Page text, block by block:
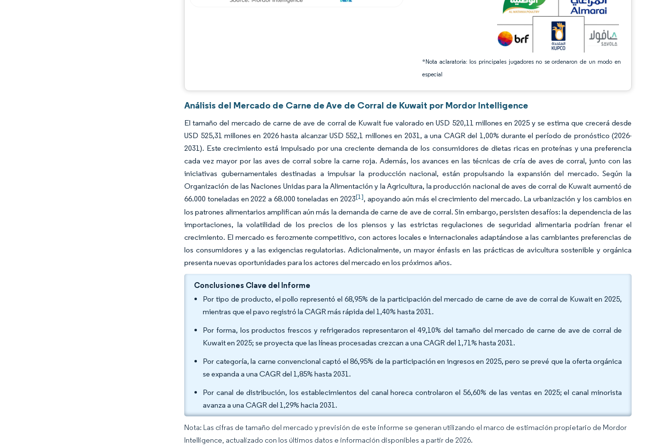
*Nota aclaratoria: los principales jugadores no se ordenaron de un modo en
especial
Análisis del Mercado de Carne de Ave de Corral de Kuwait por Mordor Intelligence
El tamaño del mercado de carne de ave de corral de Kuwait fue valorado en USD 520,11 millones en 2025 y se estima que crecerá desde
USD 525,31 millones en 2026 hasta alcanzar USD 552,1 millones en 2031, a una CAGR del 1,00% durante el período de pronóstico (2026-
2031). Este crecimiento está impulsado por una creciente demanda de los consumidores de dietas ricas en proteínas y una preferencia
cada vez mayor por las aves de corral sobre la carne roja. Además, los avances en las técnicas de cría de aves de corral, junto con las
iniciativas gubernamentales destinadas a impulsar la producción nacional, están propulsando la expansión del mercado. Según la
Organización de las Naciones Unidas para la Alimentación y la Agricultura, la producción nacional de aves de corral de Kuwait aumentó de
66.000 toneladas en 2022 a 68.000 toneladas en 2023[1], apoyando aún más el crecimiento del mercado. La urbanización y los cambios en
los patrones alimentarios amplifican aún más la demanda de carne de ave de corral. Sin embargo, persisten desafíos: la dependencia de las
importaciones, la volatilidad de los precios de los piensos y las estrictas regulaciones de seguridad alimentaria podrían frenar el
crecimiento. El mercado es ferozmente competitivo, con actores locales e internacionales adaptándose a las cambiantes preferencias de
los consumidores y a las exigencias regulatorias. Adicionalmente, un mayor énfasis en las prácticas de avicultura sostenible y orgánica
presenta nuevas oportunidades para los actores del mercado en los próximos años.
Conclusiones Clave del Informe
Por tipo de producto, el pollo representó el 68,95% de la participación del mercado de carne de ave de corral de Kuwait en 2025,
mientras que el pavo registró la CAGR más rápida del 1,40% hasta 2031.
Por forma, los productos frescos y refrigerados representaron el 49,10% del tamaño del mercado de carne de ave de corral de
Kuwait en 2025; se proyecta que las líneas procesadas crezcan a una CAGR del 1,71% hasta 2031.
Por categoría, la carne convencional captó el 86,95% de la participación en ingresos en 2025, pero se prevé que la oferta orgánica
se expanda a una CAGR del 1,85% hasta 2031.
Por canal de distribución, los establecimientos del canal horeca controlaron el 56,60% de las ventas en 2025; el canal minorista
avanza a una CAGR del 1,29% hacia 2031.
Nota: Las cifras de tamaño del mercado y previsión de este informe se generan utilizando el marco de estimación propietario de Mordor
Intelligence, actualizado con los últimos datos e información disponibles a partir de 2026.